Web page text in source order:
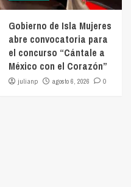
Gobierno de Isla Mujeres
abre convocatoria para
el concurso “Cántale a
México con el Corazón”
julianp agosto 6, 2026 0